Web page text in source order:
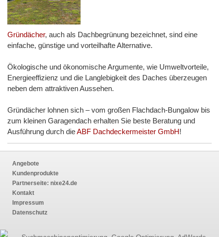
Gründächer, auch als Dachbegrünung bezeichnet, sind eine
einfache, günstige und vorteilhafte Alternative.
Ökologische und ökonomische Argumente, wie Umweltvorteile,
Energieeffizienz und die Langlebigkeit des Daches überzeugen
neben dem attraktiven Aussehen.
Gründächer lohnen sich – vom großen Flachdach-Bungalow bis
zum kleinen Garagendach erhalten Sie beste Beratung und
Ausführung durch dieABF Dachdeckermeister GmbH!
Angebote
Kundenprodukte
Partnerseite: nixe24.de
Kontakt
Impressum
Datenschutz